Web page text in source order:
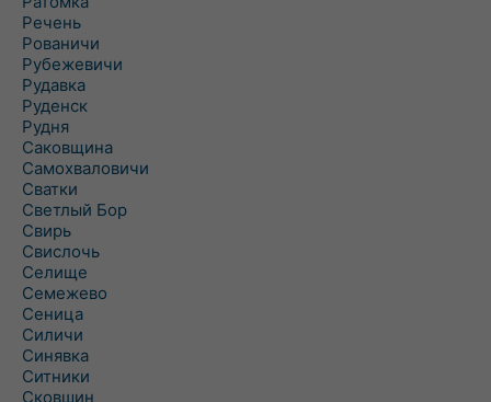
Речень
Рованичи
Рубежевичи
Рудавка
Руденск
Рудня
Саковщина
Самохваловичи
Сватки
Светлый Бор
Свирь
Свислочь
Селище
Семежево
Сеница
Силичи
Синявка
Ситники
Сковшин